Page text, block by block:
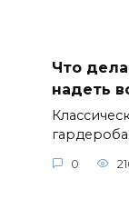
Что
надеть
0